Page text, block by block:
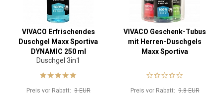
VIVACO Erfrischendes
Duschgel Maxx Sportiva
DYNAMIC 250 ml
Duschgel 3in1
Preis vor Rabatt:3 EUR
VIVACO Geschenk-Tubus
mit Herren-Duschgels
Maxx Sportiva
Preis vor Rabatt:9.8 EUR